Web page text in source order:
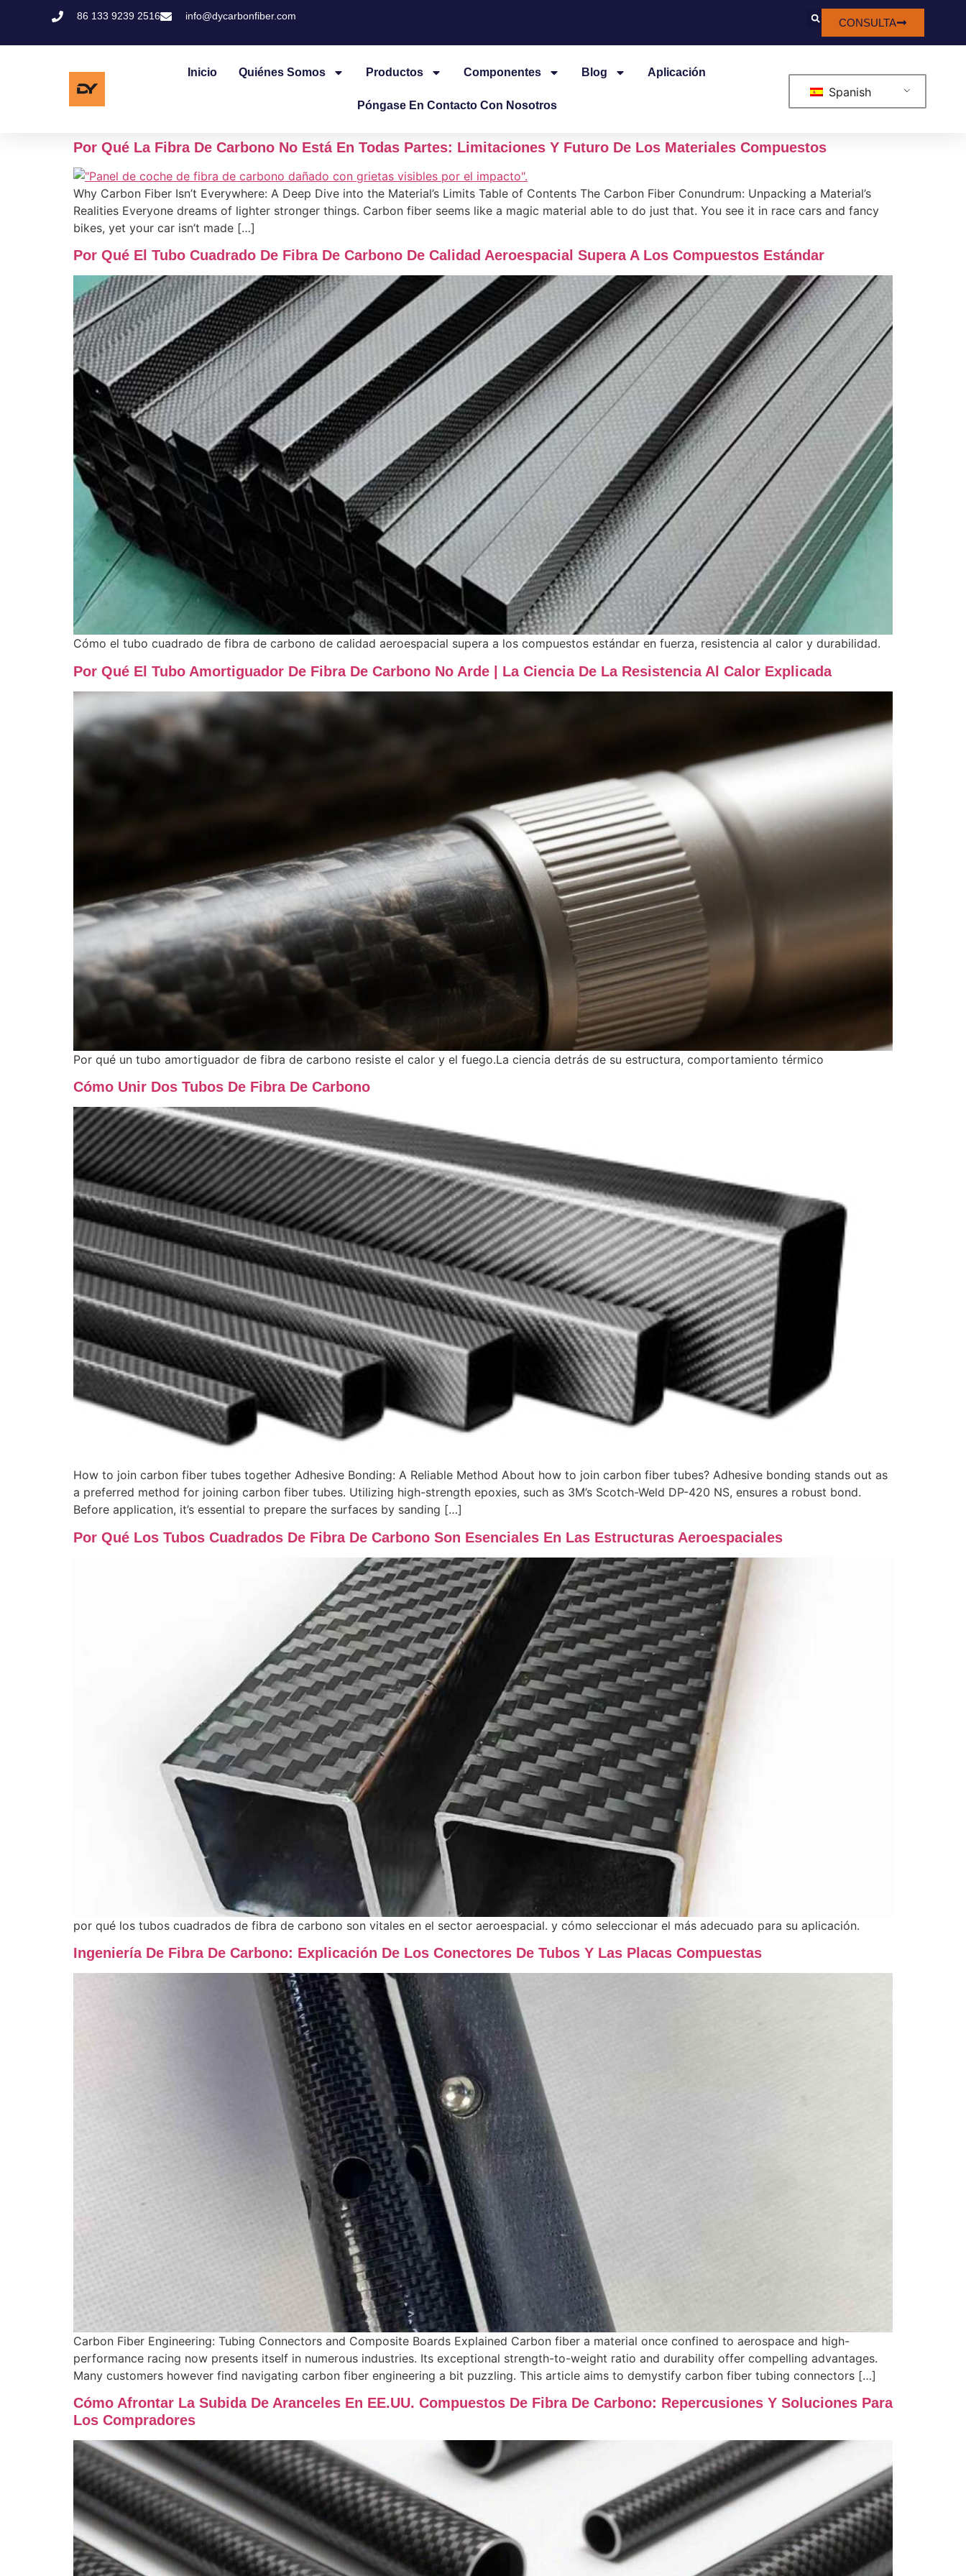
86 133 9239 2516 info@dycarbonfiber.com
CONSULTA
Inicio Quiénes Somos Productos Componentes Blog Aplicación
Póngase En Contacto Con Nosotros
Spanish
Por Qué La Fibra De Carbono No Está En Todas Partes: Limitaciones Y Futuro De Los Materiales Compuestos
Why Carbon Fiber Isn’t Everywhere: A Deep Dive into the Material’s Limits Table of Contents The Carbon Fiber Conundrum: Unpacking a Material’s
Realities Everyone dreams of lighter stronger things. Carbon fiber seems like a magic material able to do just that. You see it in race cars and fancy
bikes, yet your car isn’t made […]
Por Qué El Tubo Cuadrado De Fibra De Carbono De Calidad Aeroespacial Supera A Los Compuestos Estándar
Cómo el tubo cuadrado de fibra de carbono de calidad aeroespacial supera a los compuestos estándar en fuerza, resistencia al calor y durabilidad.
Por Qué El Tubo Amortiguador De Fibra De Carbono No Arde | La Ciencia De La Resistencia Al Calor Explicada
Por qué un tubo amortiguador de fibra de carbono resiste el calor y el fuego.La ciencia detrás de su estructura, comportamiento térmico
Cómo Unir Dos Tubos De Fibra De Carbono
How to join carbon fiber tubes together Adhesive Bonding: A Reliable Method About how to join carbon fiber tubes? Adhesive bonding stands out as
a preferred method for joining carbon fiber tubes. Utilizing high-strength epoxies, such as 3M’s Scotch-Weld DP-420 NS, ensures a robust bond.
Before application, it’s essential to prepare the surfaces by sanding […]
Por Qué Los Tubos Cuadrados De Fibra De Carbono Son Esenciales En Las Estructuras Aeroespaciales
por qué los tubos cuadrados de fibra de carbono son vitales en el sector aeroespacial. y cómo seleccionar el más adecuado para su aplicación.
Ingeniería De Fibra De Carbono: Explicación De Los Conectores De Tubos Y Las Placas Compuestas
Carbon Fiber Engineering: Tubing Connectors and Composite Boards Explained Carbon fiber a material once confined to aerospace and high-
performance racing now presents itself in numerous industries. Its exceptional strength-to-weight ratio and durability offer compelling advantages.
Many customers however find navigating carbon fiber engineering a bit puzzling. This article aims to demystify carbon fiber tubing connectors […]
Cómo Afrontar La Subida De Aranceles En EE.UU. Compuestos De Fibra De Carbono: Repercusiones Y Soluciones Para
Los Compradores